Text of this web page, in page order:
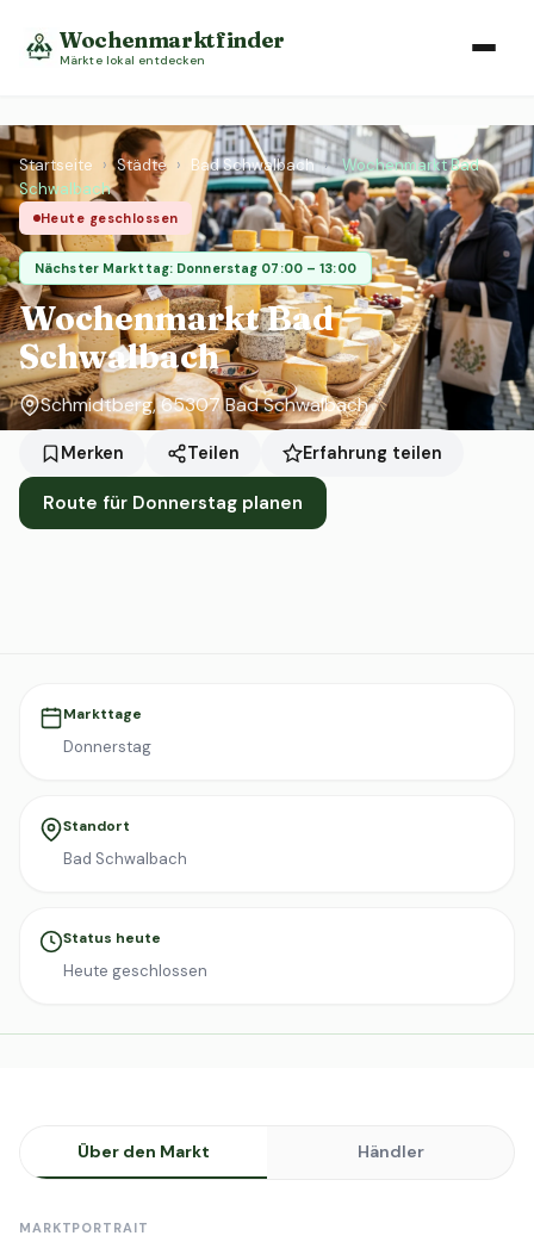
Wochenmarktfinder
Märkte lokal entdecken
Startseite › Städte › Bad Schwalbach ›
Wochenmarkt Bad
Schwalbach
Heute geschlossen
Nächster Markttag: Donnerstag 07:00 – 13:00
Wochenmarkt Bad
Schwalbach
Schmidtberg, 65307 Bad Schwalbach
Merken Teilen Erfahrung teilen
Route für Donnerstag planen
Markttage
Donnerstag
Standort
Bad Schwalbach
Status heute
Heute geschlossen
Über den Markt Händler
MARKTPORTRAIT